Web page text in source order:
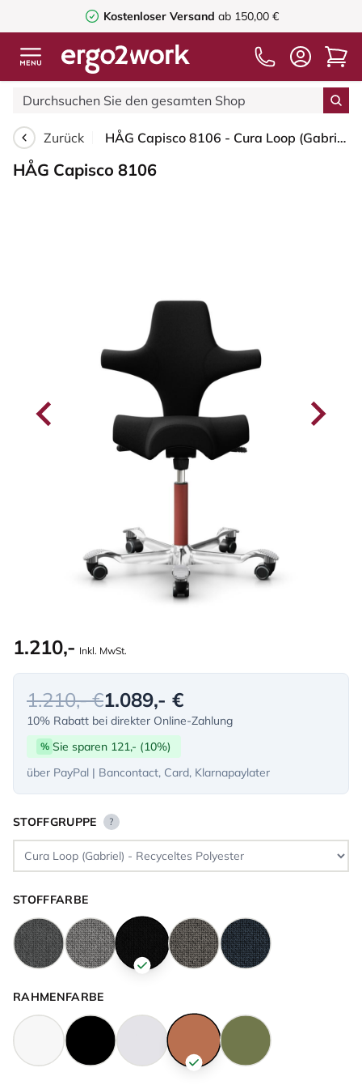
Kostenloser Versand ab 150,00 €
Zurück HÅG Capisco 8106 - Cura Loop (Gabriel) - Recyceltes Polyester - CLP60999 Black - Blush Rose - 150mm (Sitzhöhe 40-55cm) - Weiche Rollen für harte Böden
HÅG Capisco 8106
1.210,- Inkl. MwSt.
1.210,- €1.089,- €
10% Rabatt bei direkter Online-Zahlung
% Sie sparen 121,- (10%)
über PayPal | Bancontact, Card, Klarnapaylater
STOFFGRUPPE ?
STOFFFARBE
RAHMENFARBE